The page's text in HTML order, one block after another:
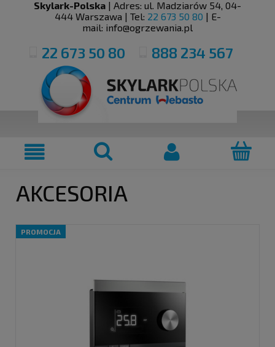
Skylark-Polska | Adres: ul. Madziarów 54, 04-
444 Warszawa | Tel: 22 673 50 80 | E-
mail: info@ogrzewania.pl
22 673 50 80 888 234 567
AKCESORIA
PROMOCJA